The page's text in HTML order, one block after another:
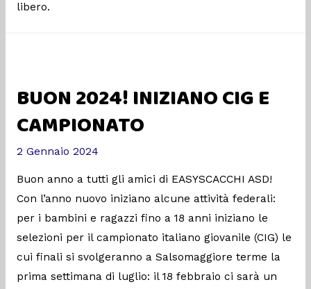
libero.
BUON 2024! INIZIANO CIG E
CAMPIONATO
2 Gennaio 2024
Buon anno a tutti gli amici di EASYSCACCHI ASD!
Con l’anno nuovo iniziano alcune attività federali:
per i bambini e ragazzi fino a 18 anni iniziano le
selezioni per il campionato italiano giovanile (CIG) le
cui finali si svolgeranno a Salsomaggiore terme la
prima settimana di luglio: il 18 febbraio ci sarà un